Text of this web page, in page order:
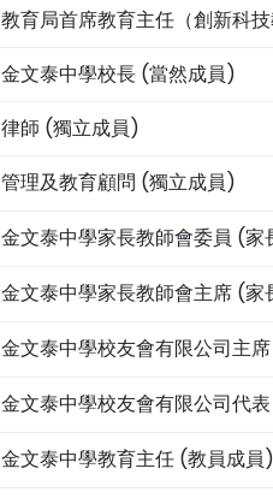
教育局首席教育主任（創新科
金文泰中學校長 (當然成員)
律師 (獨立成員)
管理及教育顧問 (獨立成員)
金文泰中學家長教師會委員 (家
金文泰中學家長教師會主席 (家
金文泰中學校友會有限公司主
金文泰中學校友會有限公司代
金文泰中學教育主任 (教員成員)